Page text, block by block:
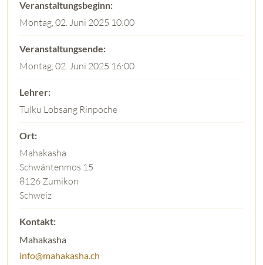
Montag, 02. Juni 2025 10:00
Montag, 02. Juni 2025 16:00
Tulku Lobsang Rinpoche
Mahakasha
Schwäntenmos 15
8126 Zumikon
Schweiz
Mahakasha
info@mahakasha.ch